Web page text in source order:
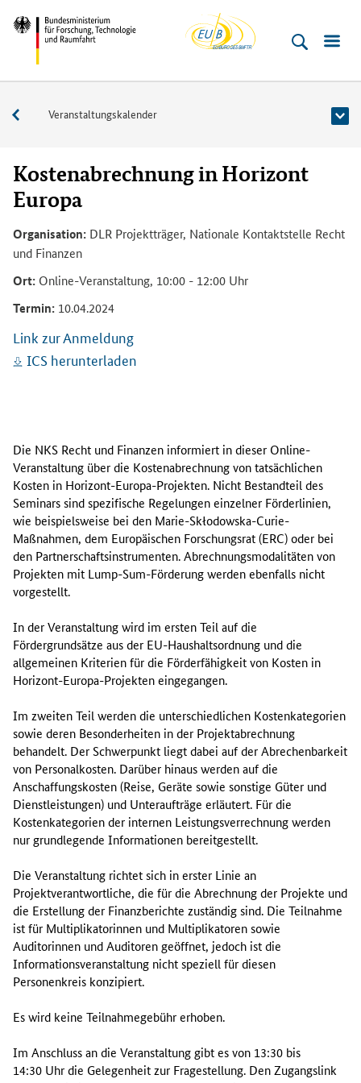
Direkt
zum
Inhalt
(Eingabetaste)
Direkt
zum
Hauptmenu
(Eingabetaste)
Direkt
zur
Suche
(Eingabetaste)
Direkt
zur
Seitenleiste
(Enter)
Direkt
zur
Fußleiste
(Enter)
Bundesministerium
Technologie
Raumfahrt
Buero
Veranstaltungen
Veranstaltungskalender
Kostenabrechnung in Horizont
Europa
Organisation: DLR Projektträger, Nationale Kontaktstelle Recht
und Finanzen
Ort: Online-Veranstaltung, 10:00 - 12:00 Uhr
Termin: 10.04.2024
Link zur Anmeldung
ICS herunterladen
n
d
i
e
s
e
r
V
e
a
n
s
t
l
t
u
n
g
i
n
f
r
m
i
e
r
t
d
e
a
t
Die NKS Recht und Finanzen informiert in dieser Online-
Veranstaltung über die Kostenabrechnung von tatsächlichen
Kosten in Horizont-Europa-Projekten. Nicht Bestandteil des
Seminars sind spezifische Regelungen einzelner Förderlinien,
wie beispielsweise bei den Marie-Skłodowska-Curie-
Maßnahmen, dem Europäischen Forschungsrat (ERC) oder bei
den Partnerschaftsinstrumenten. Abrechnungsmodalitäten von
Projekten mit Lump-Sum-Förderung werden ebenfalls nicht
vorgestellt.
In der Veranstaltung wird im ersten Teil auf die
Fördergrundsätze aus der EU-Haushaltsordnung und die
allgemeinen Kriterien für die Förderfähigkeit von Kosten in
Horizont-Europa-Projekten eingegangen.
Im zweiten Teil werden die unterschiedlichen Kostenkategorien
sowie deren Besonderheiten in der Projektabrechnung
behandelt. Der Schwerpunkt liegt dabei auf der Abrechenbarkeit
von Personalkosten. Darüber hinaus werden auf die
Anschaffungskosten (Reise, Geräte sowie sonstige Güter und
Dienstleistungen) und Unteraufträge erläutert. Für die
Kostenkategorien der internen Leistungsverrechnung werden
nur grundlegende Informationen bereitgestellt.
Die Veranstaltung richtet sich in erster Linie an
Projektverantwortliche, die für die Abrechnung der Projekte und
die Erstellung der Finanzberichte zuständig sind. Die Teilnahme
ist für Multiplikatorinnen und Multiplikatoren sowie
Auditorinnen und Auditoren geöffnet, jedoch ist die
Informationsveranstaltung nicht speziell für diesen
Personenkreis konzipiert.
Es wird keine Teilnahmegebühr erhoben.
Im Anschluss an die Veranstaltung gibt es von 13:30 bis
14:30 Uhr die Gelegenheit zur Fragestellung. Den Zugangslink